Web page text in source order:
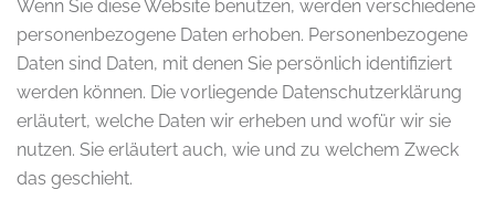
Wenn Sie diese Website benutzen, werden verschiedene
personenbezogene Daten erhoben. Personenbezogene
Daten sind Daten, mit denen Sie persönlich identifiziert
werden können. Die vorliegende Datenschutzerklärung
erläutert, welche Daten wir erheben und wofür wir sie
nutzen. Sie erläutert auch, wie und zu welchem Zweck
das geschieht.